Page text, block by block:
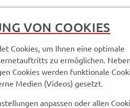
VON COOKIES
Cookies, um Ihnen eine optimale
zu ermöglichen. Neben
Cookies werden funktionale
Medien (Videos) gesetzt.
anpassen oder allen